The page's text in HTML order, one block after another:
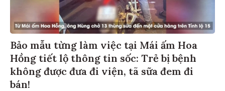
Bảo mẫu từng làm việc tại Mái ấm Hoa
Hồng tiết lộ thông tin sốc: Trẻ bị bệnh
không được đưa đi viện, tã sữa đem đi
bán!